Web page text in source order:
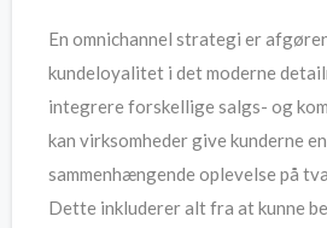
En omnichannel strategi er
kundeloyalitet i det moderne
integrere forskellige salgs- og
kan virksomheder give kunderne
sammenhængende oplevelse på
Dette inkluderer alt fra at kunne